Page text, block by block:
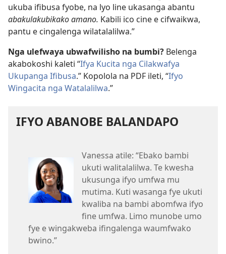
ukuba ifibusa fyobe, na lyo line ukasanga abantu
abakulakubikako amano. Kabili ico cine e cifwaikwa,
pantu e cingalenga wilatalalilwa.”
Nga ulefwaya ubwafwilisho na bumbi? Belenga
akabokoshi kaleti “Ifya Kucita nga Cilakwafya
Ukupanga Ifibusa.” Kopolola na PDF ileti, “Ifyo
Wingacita nga Watalalilwa.”
IFYO ABANOBE BALANDAPO
Vanessa atile: “Ebako bambi
ukuti walitalalilwa. Te kwesha
ukusunga ifyo umfwa mu
mutima. Kuti wasanga fye ukuti
kwaliba na bambi abomfwa ifyo
fine umfwa. Limo munobe umo
fye e wingakweba ifingalenga waumfwako
bwino.”